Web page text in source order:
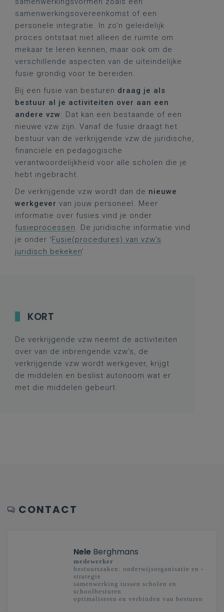
samenwerkingsovereenkomst of een
personele integratie. In zo’n geleidelijk
proces ontstaat niet alleen de ruimte om
mekaar te leren kennen, maar ook om de
verschillende aspecten van de uiteindelijke
fusie grondig voor te bereiden.
Bij een fusie van besturen draag je als
bestuur al je activiteiten over aan een
andere vzw. Dat kan een bestaande of een
nieuwe vzw zijn. Vanaf de fusie draagt het
bestuur van de verkrijgende vzw de juridische,
financiële en pedagogische
verantwoordelijkheid voor alle scholen die je
hebt ingebracht.
De verkrijgende vzw wordt dan de nieuwe
werkgever van jouw personeel. Meer
informatie over fusies vind je onder
fusieprocessen. De juridische informatie vind
je onder ‘Fusie(procedures) van vzw’s
juridisch bekeken’.
KORT
De verkrijgende vzw neemt de activiteiten
over van de inbrengende vzw’s, de
verkrijgende vzw wordt werkgever, krijgt
de middelen en beslist autonoom wat er
met die middelen gebeurt.
CONTACT
Nele Berghmans
medewerker
bestuurszaken: onderwijsorganisatie en -
strategie
samenwerking tussen scholen en
schoolbesturen
optimaliseren en verbinden van besturen